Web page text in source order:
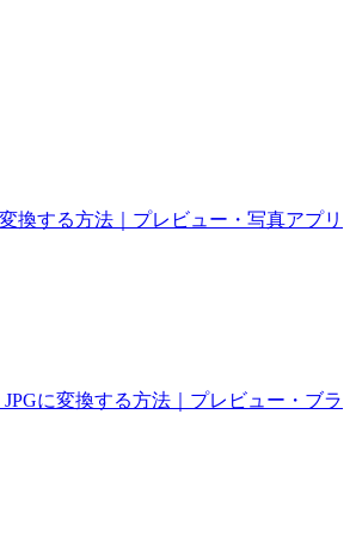
換する方法｜プレビュー・写真アプリ
JPGに変換する方法｜プレビュー・ブラ